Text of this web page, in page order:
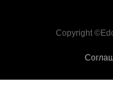
Copyright